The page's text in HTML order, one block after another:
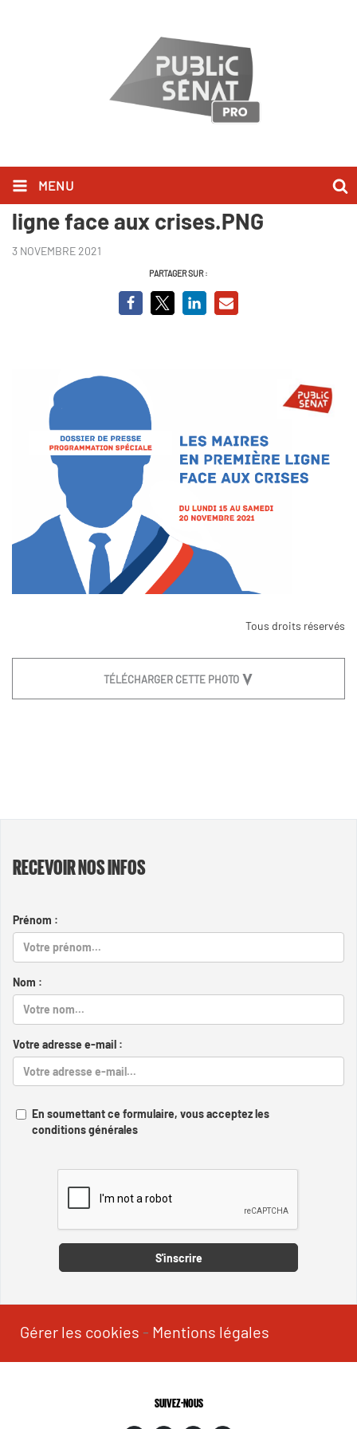
MENU
Page 1-Les maires en première
ligne face aux crises.PNG
3 NOVEMBRE 2021
PARTAGER SUR :
Tous droits réservés
TÉLÉCHARGER CETTE PHOTO
RECEVOIR NOS INFOS
Prénom :
Nom :
Votre adresse e-mail :
En soumettant ce formulaire, vous acceptez les
conditions générales
S'inscrire
Gérer les cookies - Mentions légales
SUIVEZ-NOUS